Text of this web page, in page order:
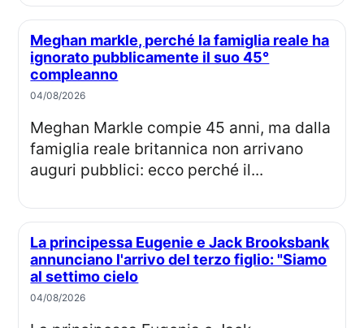
Meghan markle, perché la famiglia reale ha
ignorato pubblicamente il suo 45°
compleanno
04/08/2026
Meghan Markle compie 45 anni, ma dalla
famiglia reale britannica non arrivano
auguri pubblici: ecco perché il...
La principessa Eugenie e Jack Brooksbank
annunciano l'arrivo del terzo figlio: "Siamo
al settimo cielo
04/08/2026